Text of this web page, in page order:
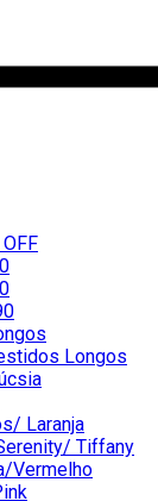
Longos
Laranja
Tiffany
Vermelho